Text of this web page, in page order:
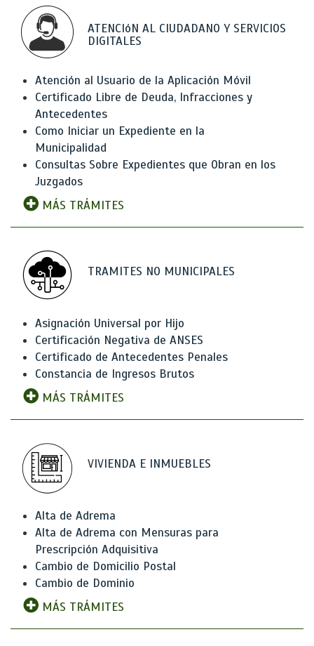
ATENCIóN AL CIUDADANO Y SERVICIOS
DIGITALES
Atención al Usuario de la Aplicación Móvil
Certificado Libre de Deuda, Infracciones y
Antecedentes
Como Iniciar un Expediente en la
Municipalidad
Consultas Sobre Expedientes que Obran en los
Juzgados
MÁS TRÁMITES
TRAMITES NO MUNICIPALES
Asignación Universal por Hijo
Certificación Negativa de ANSES
Certificado de Antecedentes Penales
Constancia de Ingresos Brutos
MÁS TRÁMITES
VIVIENDA E INMUEBLES
Alta de Adrema
Alta de Adrema con Mensuras para
Prescripción Adquisitiva
Cambio de Domicilio Postal
Cambio de Dominio
MÁS TRÁMITES